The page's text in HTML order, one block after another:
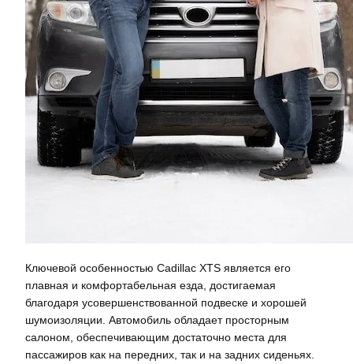
Ключевой особенностью Cadillac XTS является его
плавная и комфортабельная езда, достигаемая
благодаря усовершенствованной подвеске и хорошей
шумоизоляции. Автомобиль обладает просторным
салоном, обеспечивающим достаточно места для
пассажиров как на передних, так и на задних сиденьях.